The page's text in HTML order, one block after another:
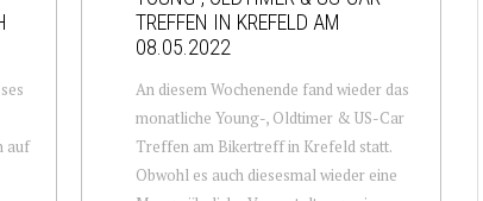
auf
TREFFEN IN KREFELD AM
08.05.2022
An diesem Wochenende fand wieder das
monatliche Young-, Oldtimer & US-Car
Treffen am Bikertreff in Krefeld statt.
Obwohl es auch diesesmal wieder eine